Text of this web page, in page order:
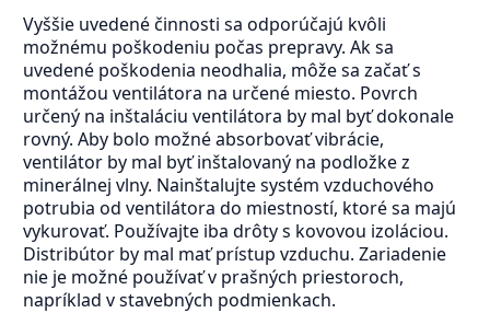
Vyššie uvedené činnosti sa odporúčajú kvôli
možnému poškodeniu počas prepravy. Ak sa
uvedené poškodenia neodhalia, môže sa začať s
montážou ventilátora na určené miesto. Povrch
určený na inštaláciu ventilátora by mal byť dokonale
rovný. Aby bolo možné absorbovať vibrácie,
ventilátor by mal byť inštalovaný na podložke z
minerálnej vlny. Nainštalujte systém vzduchového
potrubia od ventilátora do miestností, ktoré sa majú
vykurovať. Používajte iba drôty s kovovou izoláciou.
Distribútor by mal mať prístup vzduchu. Zariadenie
nie je možné používať v prašných priestoroch,
napríklad v stavebných podmienkach.